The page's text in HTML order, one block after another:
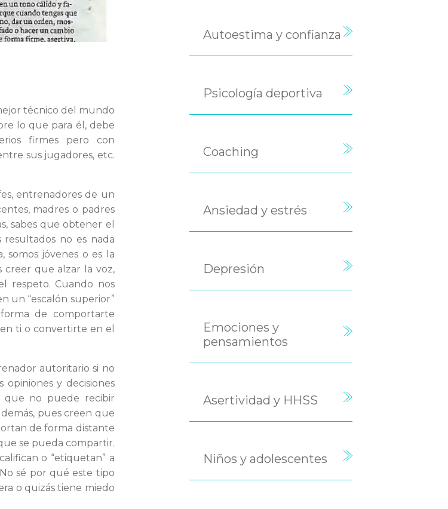
técnico del mundo
lo que para él, debe
firmes pero con
sus jugadores, etc.
entrenadores de un
madres o padres
sabes que obtener el
no es nada
somos jóvenes o es la
creer que alzar la voz,
respeto. Cuando nos
un “escalón superior”
de comportarte
ti o convertirte en el
autoritario si no
y decisiones
que no puede recibir
pues creen que
de forma distante
se pueda compartir.
o “etiquetan” a
No sé por qué este tipo
o quizás tiene miedo
Autoestima y confianza
Psicología deportiva
Coaching
Ansiedad y estrés
Depresión
Emociones y
pensamientos
Asertividad y HHSS
Niños y adolescentes